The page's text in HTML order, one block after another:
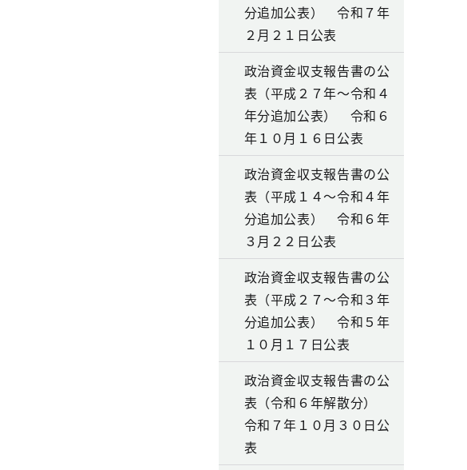
分追加公表） 令和７年
２月２１日公表
政治資金収支報告書の公
表（平成２７年～令和４
年分追加公表） 令和６
年１０月１６日公表
政治資金収支報告書の公
表（平成１４～令和４年
分追加公表） 令和６年
３月２２日公表
政治資金収支報告書の公
表（平成２７～令和３年
分追加公表） 令和５年
１０月１７日公表
政治資金収支報告書の公
表（令和６年解散分）
令和７年１０月３０日公
表